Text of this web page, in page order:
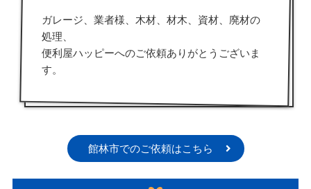
ガレージ、業者様、木材、材木、資材、廃材の
処理、
便利屋ハッピーへのご依頼ありがとうございま
す。
館林市でのご依頼はこちら